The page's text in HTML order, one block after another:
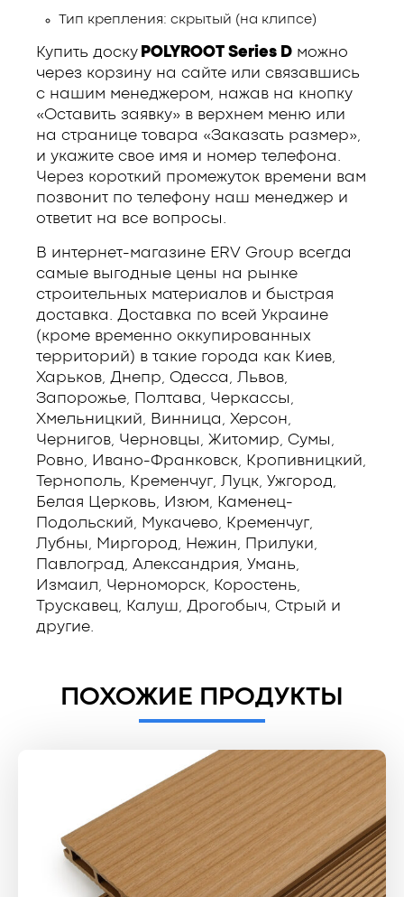
Тип крепления: скрытый (на клипсе)
Купить доску POLYROOT Series D можно
через корзину на сайте или связавшись
с нашим менеджером, нажав на кнопку
«Оставить заявку» в верхнем меню или
на странице товара «Заказать размер»,
и укажите свое имя и номер телефона.
Через короткий промежуток времени вам
позвонит по телефону наш менеджер и
ответит на все вопросы.
В интернет-магазине ERV Group всегда
самые выгодные цены на рынке
строительных материалов и быстрая
доставка. Доставка по всей Украине
(кроме временно оккупированных
территорий) в такие города как Киев,
Харьков, Днепр, Одесса, Львов,
Запорожье, Полтава, Черкассы,
Хмельницкий, Винница, Херсон,
Чернигов, Черновцы, Житомир, Сумы,
Ровно, Ивано-Франковск, Кропивницкий,
Тернополь, Кременчуг, Луцк, Ужгород,
Белая Церковь, Изюм, Каменец-
Подольский, Мукачево, Кременчуг,
Лубны, Миргород, Нежин, Прилуки,
Павлоград, Александрия, Умань,
Измаил, Черноморск, Коростень,
Трускавец, Калуш, Дрогобыч, Стрый и
другие.
ПОХОЖИЕ ПРОДУКТЫ